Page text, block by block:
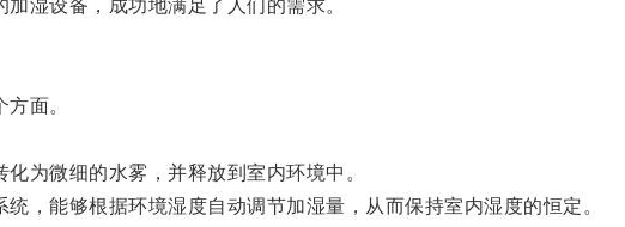
湿设备，成功地满足了人们的需求。
面。
微细的水雾，并释放到室内环境中。
能够根据环境湿度自动调节加湿量，从而保持室内湿度的恒定。